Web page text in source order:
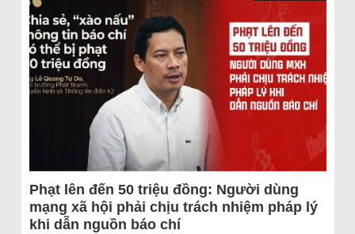
Phạt lên đến 50 triệu đồng: Người dùng
mạng xã hội phải chịu trách nhiệm pháp lý
khi dẫn nguồn báo chí